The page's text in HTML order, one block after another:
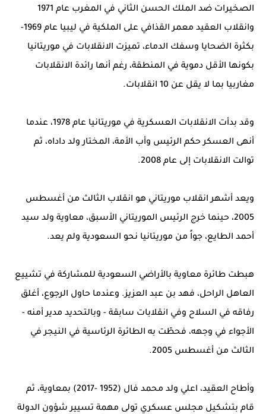
الصخيرات ضد الملك الحسن الثاني في المغرب عام 1971
وانقلاب العقيد معمر القذافي على الملكية في ليبيا عام 1969-
بكثرة الضحايا وسفك الدماء، تميزت الانقلابات في موريتانيا
بكونها الأقل دموية في المنطقة، رغم أنها رائدة الانقلابات
مغاربيا بما لا يقل عن 10 انقلابات.
وقد بدأت الانقلابات العسكرية في موريتانيا عام 1978، عندما
أنهى العسكر حكم الرئيس وأب الأمة، المختار ولد داداه، ثم
توالت الانقلابات إلى عام 2008.
ويعد أشهر انقلاب موريتاني هو انقلاب الثالث من أغسطس
2005، حينما خرج الرئيس الموريتاني الأسبق، معاوية ولد سيد
أحمد الطايع، جواً من موريتانيا نحو السعودية ولم يعد.
هبطت طائرة معاوية بالأراضي السعودية للمشاركة في تشييع
العاهل الراحل، فهد بن عبد العزيز. وعندما حاول الرجوع، أغلق
رفاقه في السلاح وفي انقلابات سابقة - وبالتحديد مدير أمنه -
الأجواء في وجهه، فحطّت به الطائرة الرئاسية في النيجر في
الثالث من أغسطس 2005.
وأطاح العقيد، اعلي ولد محمد فال (1952 -2017) بمعاوية، ثم
قام بتشكيل مجلس عسكري تولى مهمة تسيير شؤون الدولة